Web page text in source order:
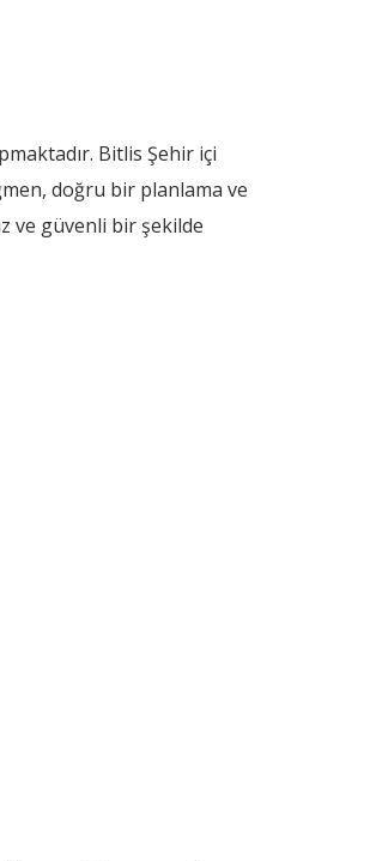
Bitlis Şehir içi
doğru bir planlama ve
ve güvenli bir şekilde